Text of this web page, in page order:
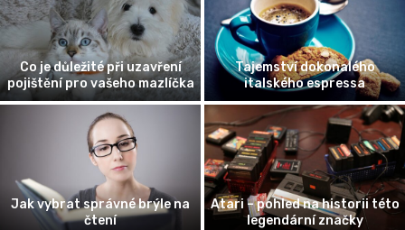
Co je důležité při uzavření
pojištění pro vašeho mazlíčka
Tajemství dokonalého
italského espressa
Jak vybrat správné brýle na
čtení
Atari – pohled na historii této
legendární značky